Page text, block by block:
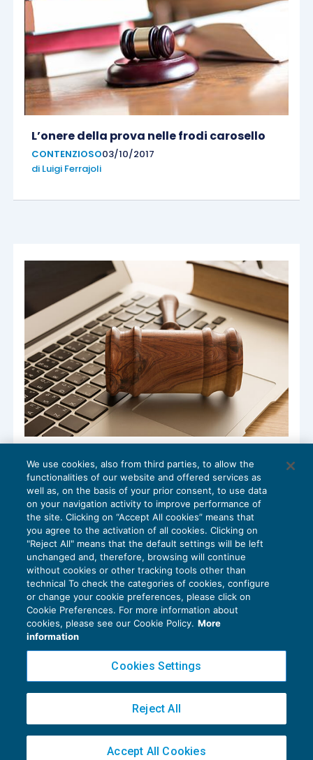
L’onere della prova nelle frodi carosello
CONTENZIOSO03/10/2017
di Luigi Ferrajoli
Fatture false: onere della prova sotto
stress
ACCERTAMENTO13/06/2017
diMassimiliano Tasini
Privacy Policy
Cookie Policy
Copyright 2016 ©Gruppo Euroconference S.p.A.v2.32.4
Piazza Luigi Einaudi, 10N01 - 20124 Milano - info@ecnews.it
02776120236
We use cookies, also from third parties, to allow the
functionalities of our website and offered services as
well as, on the basis of your prior consent, to use data
on your navigation activity to improve performance of
the site. Clicking on “Accept All cookies” means that
you agree to the activation of all cookies. Clicking on
"Reject All" means that the default settings will be left
unchanged and, therefore, browsing will continue
without cookies or other tracking tools other than
technical To check the categories of cookies, configure
or change your cookie preferences, please click on
Cookie Preferences. For more information about
cookies, please see our Cookie Policy. More
information
Cookies Settings
Reject All
Accept All Cookies